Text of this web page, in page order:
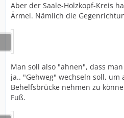
Aber der Saale-Holzkopf-Kreis
Ärmel. Nämlich die
Man soll also "ahnen", dass
ja.. "Gehweg" wechseln soll, um
Behelfsbrücke nehmen zu
Fuß.